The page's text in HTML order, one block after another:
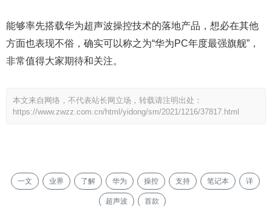
能够率先搭载华为超声波操控技术的落地产品，想必在其他
方面也表现不俗，确实可以称之为“华为PC年度最强旗舰”，
非常值得大家期待和关注。
本文来自网络，不代表站长网立场，转载请注明出处：
https://www.zwzz.com.cn/html/yidong/sm/2021/1216/37817.html
一文 业界 了解 华为 操控 支持 笔记本 详
超声波 首款